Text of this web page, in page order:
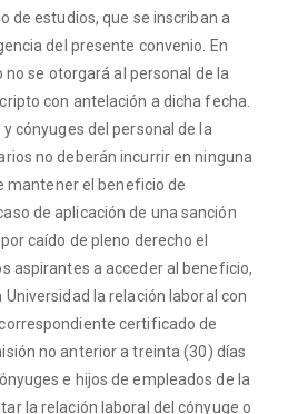
de estudios, que se inscriban a
del presente convenio. En
se otorgará al personal de la
con antelación a dicha fecha.
cónyuges del personal de la
no deberán incurrir en ninguna
mantener el beneficio de
de aplicación de una sanción
caído de pleno derecho el
aspirantes a acceder al beneficio,
la relación laboral con
certificado de
no anterior a treinta (30) días
e hijos de empleados de la
la relación laboral del cónyuge o